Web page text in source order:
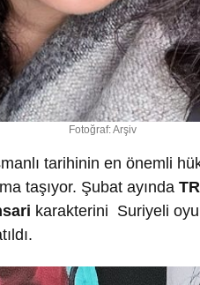
Fotoğraf: Arşiv
tarihinin en önemli
taşıyor. Şubat ayında
karakterini Suriyeli